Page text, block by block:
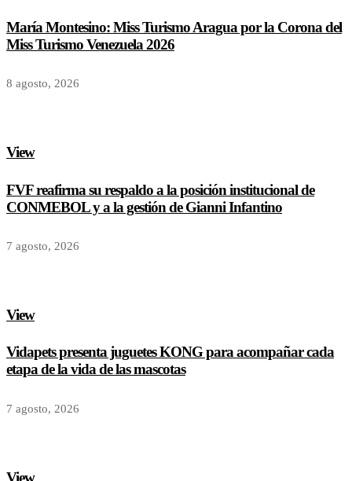
María Montesino: Miss Turismo Aragua por la Corona del
Miss Turismo Venezuela 2026
8 agosto, 2026
View
FVF reafirma su respaldo a la posición institucional de
CONMEBOL y a la gestión de Gianni Infantino
7 agosto, 2026
View
Vidapets presenta juguetes KONG para acompañar cada
etapa de la vida de las mascotas
7 agosto, 2026
View